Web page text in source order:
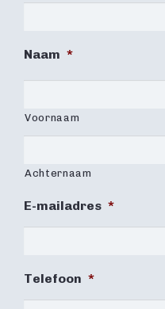
Naam *
Voornaam
Achternaam
E-mailadres *
Telefoon *